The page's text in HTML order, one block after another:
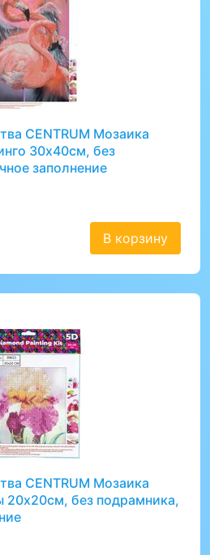
CENTRUM Мозаика
30х40см, без
заполнение
В корзину
CENTRUM Мозаика
20х20см, без подрамника,